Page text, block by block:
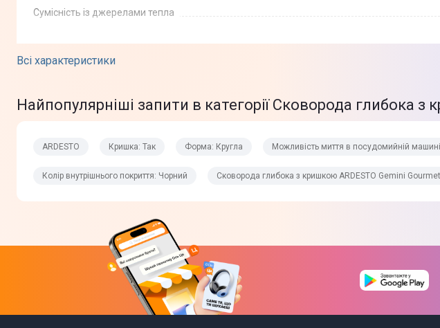
Всі характеристики
Сумісність із джерелами тепла
Призначення
Додаткові характеристики
Можливість миття в посудомийній машині
Тип кріплення ручок
Найпопулярніші запити в категорії Сковорода глибока
ARDESTO Кришка: Так Форма: Кругла Можливість миття в посудомийній
Колір внутрішнього покриття: Чорний Сковорода глибока з кришкою ARDESTO Gemini